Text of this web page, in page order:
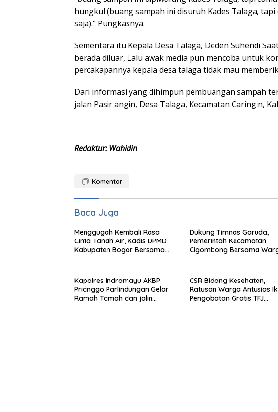
hungkul (buang sampah ini disuruh Kades Talaga,
saja).” Pungkasnya.
Sementara itu Kepala Desa Talaga, Deden Suhendi
berada diluar, Lalu awak media pun mencoba untuk
percakapannya kepala desa talaga tidak mau
Dari informasi yang dihimpun pembuangan sampah
jalan Pasir angin, Desa Talaga, Kecamatan Caringin,
Redaktur: Wahidin
Komentar
Baca Juga
Menggugah Kembali Rasa
Cinta Tanah Air, Kadis DPMD
Kabupaten Bogor Bersama
Masyarakat Dan Pengguna
Jalan.
Dukung Timnas Garuda,
Pemerintah Kecamatan
Cigombong Bersama
Kapolres Indramayu AKBP
Prianggo Parlindungan Gelar
Ramah Tamah dan jalin
CSR Bidang Kesehatan,
Ratusan Warga Antusias
Pengobatan Gratis TFJ